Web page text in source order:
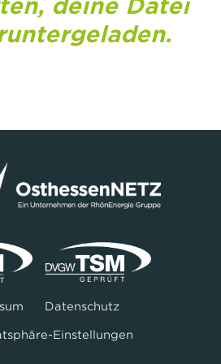
deine Datei
Datenschutz
Einstellungen